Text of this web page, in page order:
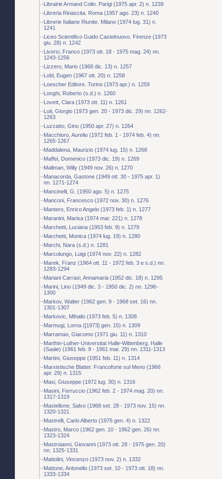
Librairie Armand Colin. Parigi (1975 apr. 2) n. 1239
Libreria Rinascita. Roma (1957 ago. 23) n. 1240
Librerie Italiane Riunite. Milano (1974 lug. 31) n.
1241
Liceo Scientifico Guido Castelnuovo. Firenze (1973
giu. 28) n. 1242
Livorsi, Franco (1973 ott. 18 - 1975 mag. 24) nn.
1243-1256
Lizzero, Mario (1968 dic. 13) n. 1257
Lobl, Eugen (1967 ott. 20) n. 1258
Loescher Editore. Torino (1973 apr.) n. 1259
Longhi, Roberto (s.d.) n. 1260
Lovett, Clara (1973 ott. 11) n. 1261
Luti, Giorgio (1973 gen. 20 - 1973 dic. 29) nn. 1262-
1263
Luzzatto, Gino (1950 apr. 27) n. 1264
Macchioro, Aurelio (1972 feb. 1 - 1974 feb. 4) nn.
1265-1267
Maddalena, Maurizio (1974 lug. 15) n. 1268
Maffei, Domenico (1973 dic. 19) n. 1269
Mallman, Willy (1949 nov. 26) n. 1270
Manacorda, Gastone (1949 ott. 30 - 1975 apr. 1)
nn. 1271-1274
Mancinelli, G. (1950 ago. 5) n. 1275
Manconi, Francesco (1972 nov. 30) n. 1276
Mantero, Enrico Angelo (1973 feb. 1) n. 1277
Maranini, Marisa (1974 mar. 221) n. 1278
Marchetti, Luciana (1953 feb. 9) n. 1279
Marchetti, Monica (1974 lug. 19) n. 1280
Marchi, Nara (s.d.) n. 1281
Marcolungo, Luigi (1974 nov. 22) n. 1282
Marek, Franz (1964 ott. 11 - 1972 feb. 3 e s.d.) nn.
1283-1294
Mariani Carrasi, Annamaria (1952 dic. 18) n. 1295
Marini, Lino (1949 dic. 3 - 1950 dic. 2) nn. 1296-
1300
Markov, Walter (1962 gen. 9 - 1968 set. 16) nn.
1301-1307
Markovic, Mihailo (1973 feb. 5) n. 1308
Marmugi, Lorna ([1973] gen. 15) n. 1309
Marramao, Giacomo (1971 giu. 11) n. 1310
Marthin-Luther-Universitat Halle-Wittenberg. Halle
(Saale) (1961 feb. 8 - 1961 mar. 29) nn. 1311-1313
Martini, Giuseppe (1951 feb. 11) n. 1314
Marxistische Blatter. Francoforte sul Meno (1966
apr. 29) n. 1315
Masi, Giuseppe (1972 lug. 30) n. 1316
Masini, Ferruccio (1962 feb. 2 - 1974 mag. 20) nn.
1317-1319
Mastellone, Salvo (1968 set. 28 - 1973 nov. 15) nn.
1320-1321
Mastrelli, Carlo Alberto (1975 gen. 4) n. 1322
Mastro, Marco (1962 gen. 10 - 1962 gen. 26) nn.
1323-1324
Mastroianni, Giovanni (1973 ott. 28 - 1975 gen. 20)
nn. 1325-1331
Mattolini, Vincenzo (1973 nov. 2) n. 1332
Mattone, Antonello (1973 set. 10 - 1973 ott. 18) nn.
1333-1334